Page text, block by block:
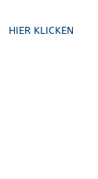
HIER KLICKEN